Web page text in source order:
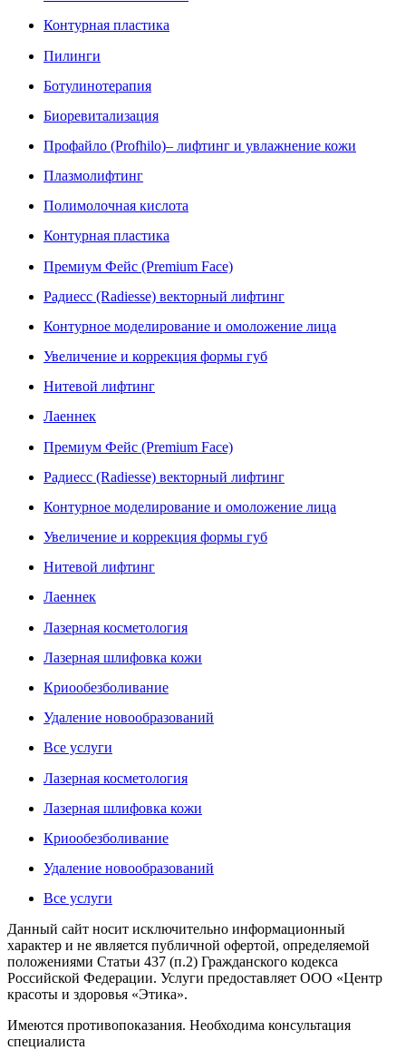
Контурная пластика
Пилинги
Ботулинотерапия
Биоревитализация
Профайло (Profhilo)– лифтинг и увлажнение кожи
Плазмолифтинг
Полимолочная кислота
Контурная пластика
Премиум Фейс (Premium Face)
Радиесс (Radiesse) векторный лифтинг
Контурное моделирование и омоложение лица
Увеличение и коррекция формы губ
Нитевой лифтинг
Лаеннек
Премиум Фейс (Premium Face)
Радиесс (Radiesse) векторный лифтинг
Контурное моделирование и омоложение лица
Увеличение и коррекция формы губ
Нитевой лифтинг
Лаеннек
Лазерная косметология
Лазерная шлифовка кожи
Криообезболивание
Удаление новообразований
Все услуги
Лазерная косметология
Лазерная шлифовка кожи
Криообезболивание
Удаление новообразований
Все услуги
Данный сайт носит исключительно информационный
характер и не является публичной офертой, определяемой
положениями Статьи 437 (п.2) Гражданского кодекса
Российской Федерации. Услуги предоставляет ООО «Центр
красоты и здоровья «Этика».
Имеются противопоказания. Необходима консультация
специалиста